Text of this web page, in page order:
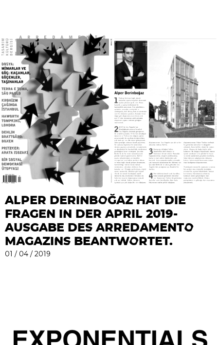
ALPER DERINBOĞAZ HAT DIE
FRAGEN IN DER APRIL 2019-
AUSGABE DES ARREDAMENTO
MAGAZINS BEANTWORTET.
01 / 04 / 2019